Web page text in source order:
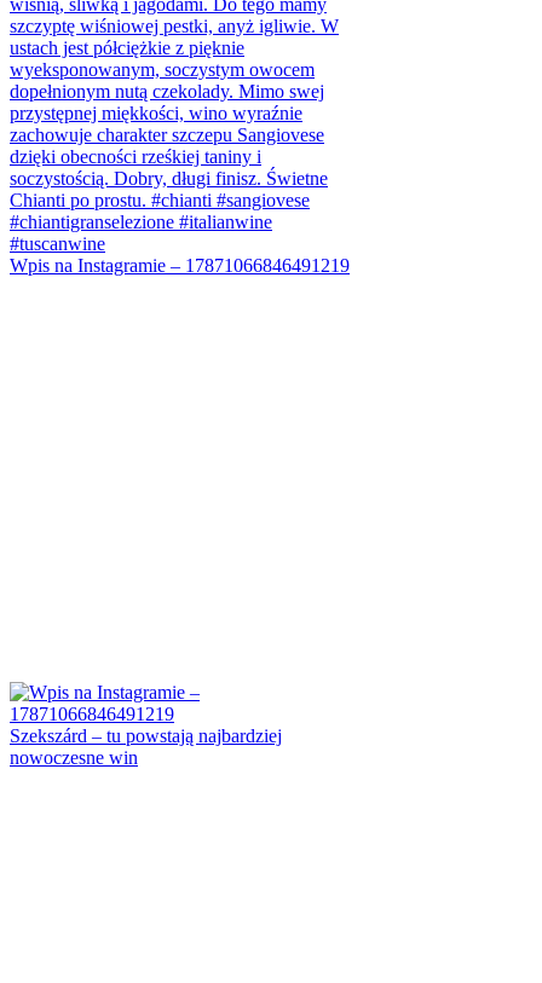
Wpis na Instagramie – 17871066846491219
Szekszárd – tu powstają najbardziej
nowoczesne win